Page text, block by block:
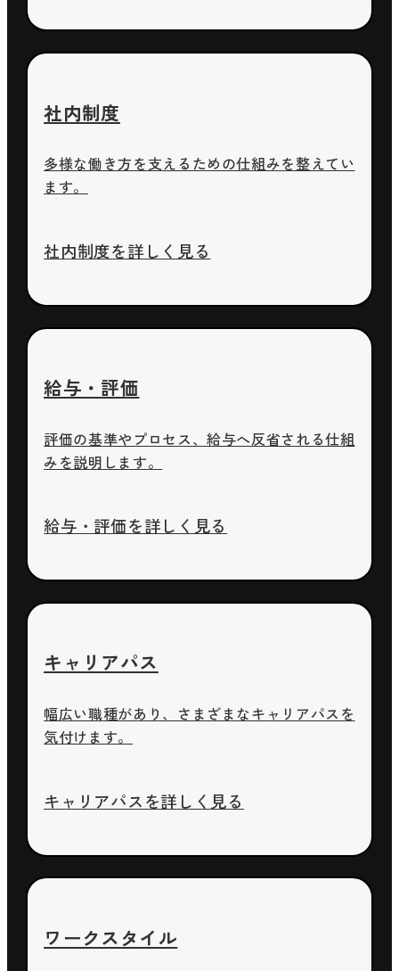
社内制度
多様な働き方を支えるための仕組みを整えてい
ます。
社内制度を詳しく見る
給与・評価
評価の基準やプロセス、給与へ反省される仕組
みを説明します。
給与・評価を詳しく見る
キャリアパス
幅広い職種があり、さまざまなキャリアパスを
気付けます。
キャリアパスを詳しく見る
ワークスタイル